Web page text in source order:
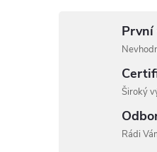
První
Široký
Rádi